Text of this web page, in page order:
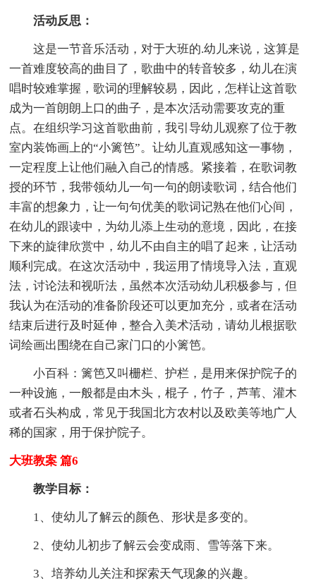
活动反思：
这是一节音乐活动，对于大班的.幼儿来说，这算是
一首难度较高的曲目了，歌曲中的转音较多，幼儿在演
唱时较难掌握，歌词的理解较易，因此，怎样让这首歌
成为一首朗朗上口的曲子，是本次活动需要攻克的重
点。在组织学习这首歌曲前，我引导幼儿观察了位于教
室内装饰画上的“小篱笆”。让幼儿直观感知这一事物，
一定程度上让他们融入自己的情感。紧接着，在歌词教
授的环节，我带领幼儿一句一句的朗读歌词，结合他们
丰富的想象力，让一句句优美的歌词记熟在他们心间，
在幼儿的跟读中，为幼儿添上生动的意境，因此，在接
下来的旋律欣赏中，幼儿不由自主的唱了起来，让活动
顺利完成。在这次活动中，我运用了情境导入法，直观
法，讨论法和视听法，虽然本次活动幼儿积极参与，但
我认为在活动的准备阶段还可以更加充分，或者在活动
结束后进行及时延伸，整合入美术活动，请幼儿根据歌
词绘画出围绕在自己家门口的小篱笆。
小百科：篱笆又叫栅栏、护栏，是用来保护院子的
一种设施，一般都是由木头，棍子，竹子，芦苇、灌木
或者石头构成，常见于我国北方农村以及欧美等地广人
稀的国家，用于保护院子。
大班教案 篇6
教学目标：
1、使幼儿了解云的颜色、形状是多变的。
2、使幼儿初步了解云会变成雨、雪等落下来。
3、培养幼儿关注和探索天气现象的兴趣。